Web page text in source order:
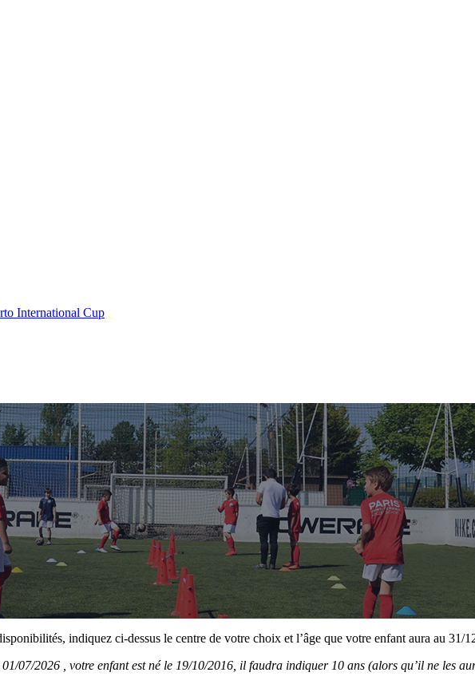
International Cup
indiquez ci-dessus le centre de votre choix et l’âge que votre enfant aura au 31/
01/07/2026
, votre enfant est né le 19/10/2016, il faudra indiquer 10 ans (alors qu’il ne les